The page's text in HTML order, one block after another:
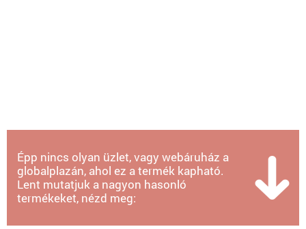
Épp nincs olyan üzlet, vagy webáruház a
globalplazán, ahol ez a termék kapható.
Lent mutatjuk a nagyon hasonló
termékeket, nézd meg: